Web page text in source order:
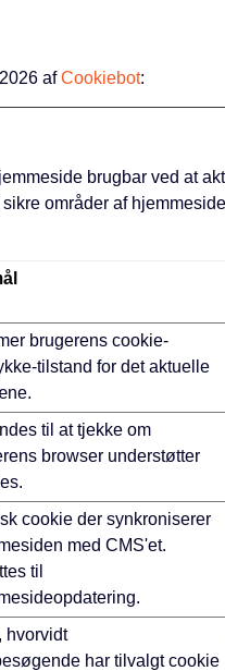
afCookiebot:
brugbar ved at
områder af
brugerens cookie-
tilstand for det aktuelle
til at tjekke om
browser understøtter
cookie der synkroniserer
med CMS'et.
til
hvorvidt
har tilvalgt cookie